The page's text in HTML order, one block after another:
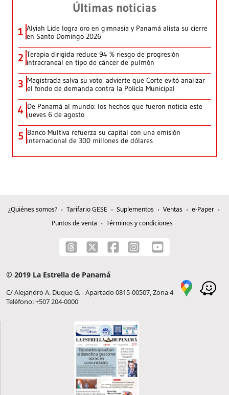
Últimas noticias
1 Alyiah Lide logra oro en gimnasia y Panamá alista su cierre
en Santo Domingo 2026
2 Terapia dirigida reduce 94 % riesgo de progresión
intracraneal en tipo de cáncer de pulmón
3 Magistrada salva su voto: advierte que Corte evitó analizar
el fondo de demanda contra la Policía Municipal
4 De Panamá al mundo: los hechos que fueron noticia este
jueves 6 de agosto
5 Banco Multiva refuerza su capital con una emisión
internacional de 300 millones de dólares
¿Quiénes somos? Tarifario GESE Suplementos Ventas
e-Paper
Puntos de venta
Términos y condiciones
© 2019 La Estrella de Panamá
C/ Alejandro A. Duque G. - Apartado 0815-00507, Zona 4
Teléfono: +507 204-0000